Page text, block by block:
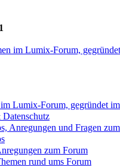
1
im Lumix-Forum,
Lumix-Forum, gegründet im
Anregungen und Fragen
zum Forum
rund ums Forum